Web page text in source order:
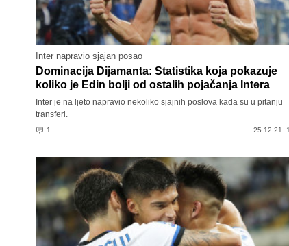
Inter napravio sjajan posao
Dominacija Dijamanta: Statistika koja pokazuje
koliko je Edin bolji od ostalih pojačanja Intera
Inter je na ljeto napravio nekoliko sjajnih poslova kada su u pitanju
transferi.
1 25.12.21.